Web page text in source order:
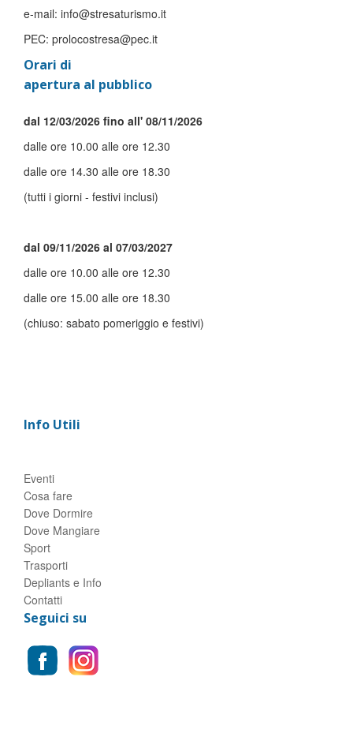
e-mail: info@stresaturismo.it
PEC: prolocostresa@pec.it
Orari di
apertura al pubblico
dal 12/03/2026 fino all' 08/11/2026
dalle ore 10.00 alle ore 12.30
dalle ore 14.30 alle ore 18.30
(tutti i giorni - festivi inclusi)
dal 09/11/2026 al 07/03/2027
dalle ore 10.00 alle ore 12.30
dalle ore 15.00 alle ore 18.30
(chiuso: sabato pomeriggio e festivi)
Info Utili
Eventi
Cosa fare
Dove Dormire
Dove Mangiare
Sport
Trasporti
Depliants e Info
Contatti
Seguici su